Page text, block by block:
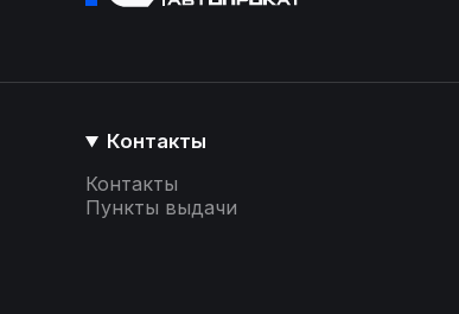
Контакты
Контакты
Пункты выдачи